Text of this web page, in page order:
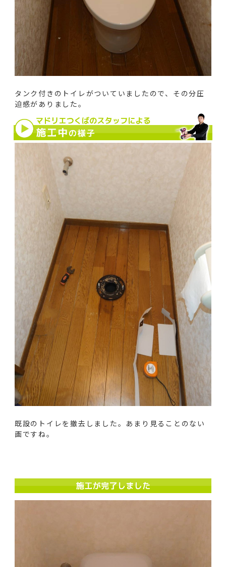
タンク付きのトイレがついていましたので、その分圧
迫感がありました。
既設のトイレを撤去しました。あまり見ることのない
画ですね。